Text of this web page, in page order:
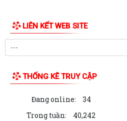
Thực hiện chỉ đạo của Ban Tuyên
Phòng, Trạm Y tế xã Phú Thái trân...
tháng 8/2026.
Cơ hội không gõ cửa hai lần, thời gian
"không chậm trễ" thấm vào...